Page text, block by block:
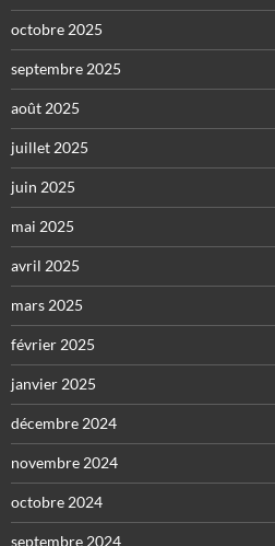
octobre 2025
septembre 2025
août 2025
juillet 2025
juin 2025
mai 2025
avril 2025
mars 2025
février 2025
janvier 2025
décembre 2024
novembre 2024
octobre 2024
septembre 2024